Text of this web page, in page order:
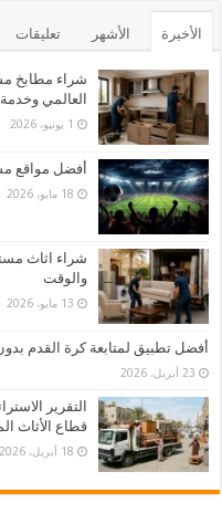
الأخيرة الأشهر تعليقات
شراء مطابخ
العالمي
1 يونيو، 2026
أفضل مواقع
18 مايو، 2026
شراء اثاث
والوقت
13 مايو، 2026
أفضل تطبيق لمتابعة كرة القدم
23 أبريل، 2026
التقرير
قطاع الأثاث
18 أبريل، 2026